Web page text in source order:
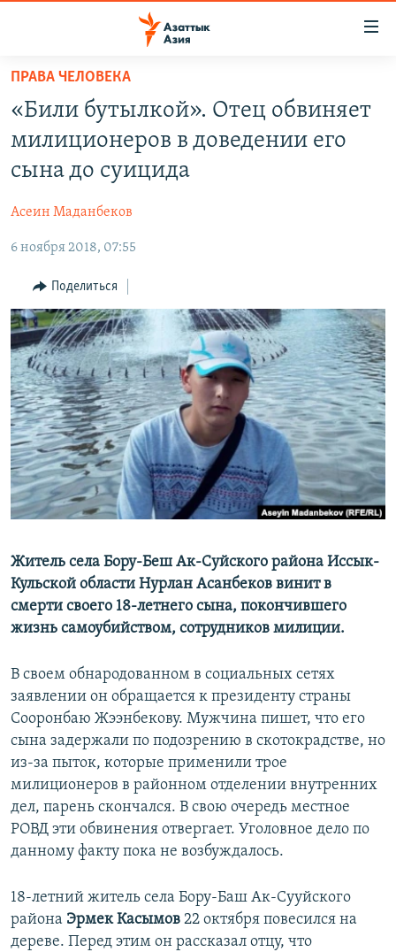
Вернуться
основному
содержанию
главной
Вернутся
поиску
ЦЕНТРАЛЬНАЯ АЗИЯ
ТАДЖИКИСТАН
ВОЙНА В УКРАИНЕ
ҚАЗАҚША
КЫРГЫЗЧА
ЎЗБЕКЧА
ТОҶИКӢ
TÜRKMENÇE
ПОДПИШИТЕСЬ НА НАС В СОЦСЕТЯХ
Все сайты РСЕ/РС
ПРАВА ЧЕЛОВЕКА
«Били бутылкой». Отец обвиняет
милиционеров в доведении его
сына до суицида
Асеин Маданбеков
6 ноября 2018, 07:55
Поделиться
Житель села Бору-Беш Ак-Суйского района Иссык-
Кульской области Нурлан Асанбеков винит в
смерти своего 18-летнего сына, покончившего
жизнь самоубийством, сотрудников милиции.
В своем обнародованном в социальных сетях
заявлении он обращается к президенту страны
Сооронбаю Жээнбекову. Мужчина пишет, что его
сына задержали по подозрению в скотокрадстве, но
из-за пыток, которые применили трое
милиционеров в районном отделении внутренних
дел, парень скончался. В свою очередь местное
РОВД эти обвинения отвергает. Уголовное дело по
данному факту пока не возбуждалось.
18-летний житель села Бору-Баш Ак-Сууйского
района Эрмек Касымов 22 октября повесился на
дереве. Перед этим он рассказал отцу, что